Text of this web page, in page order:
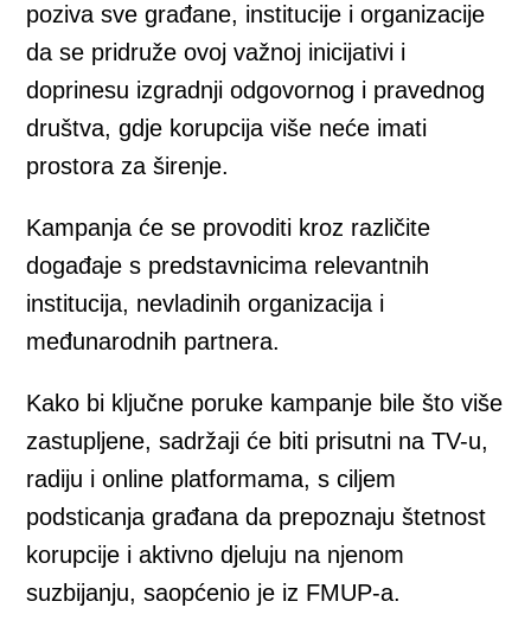
poziva sve građane, institucije i organizacije
da se pridruže ovoj važnoj inicijativi i
doprinesu izgradnji odgovornog i pravednog
društva, gdje korupcija više neće imati
prostora za širenje.
Kampanja će se provoditi kroz različite
događaje s predstavnicima relevantnih
institucija, nevladinih organizacija i
međunarodnih partnera.
Kako bi ključne poruke kampanje bile što više
zastupljene, sadržaji će biti prisutni na TV-u,
radiju i online platformama, s ciljem
podsticanja građana da prepoznaju štetnost
korupcije i aktivno djeluju na njenom
suzbijanju, saopćenio je iz FMUP-a.